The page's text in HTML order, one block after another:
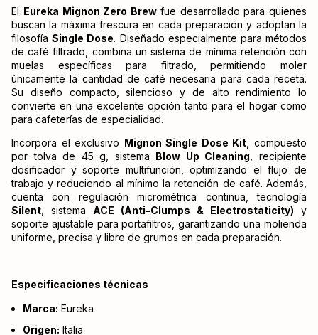
El Eureka Mignon Zero Brew fue desarrollado para quienes
buscan la máxima frescura en cada preparación y adoptan la
filosofíaSingle Dose. Diseñado especialmente para métodos
de café filtrado, combina un sistema de mínima retención con
muelas específicas para filtrado, permitiendo moler
únicamente la cantidad de café necesaria para cada receta.
Su diseño compacto, silencioso y de alto rendimiento lo
convierte en una excelente opción tanto para el hogar como
para cafeterías de especialidad.
Incorpora el exclusivo Mignon Single Dose Kit , compuesto
por tolva de 45 g, sistema Blow Up Cleaning , recipiente
dosificador y soporte multifunción, optimizando el flujo de
trabajo y reduciendo al mínimo la retención de café. Además,
cuenta con regulación micrométrica continua, tecnología
Silent , sistema ACE (Anti-Clumps & Electrostaticity) y
soporte ajustable para portafiltros, garantizando una molienda
uniforme, precisa y libre de grumos en cada preparación.
Especificaciones técnicas
Marca: Eureka
Origen: Italia